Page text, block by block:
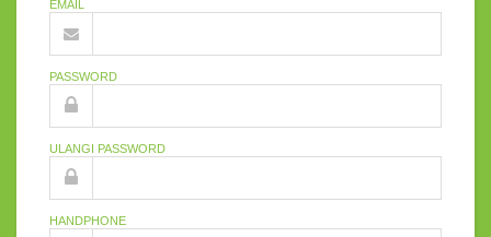
EMAIL
PASSWORD
ULANGI PASSWORD
HANDPHONE